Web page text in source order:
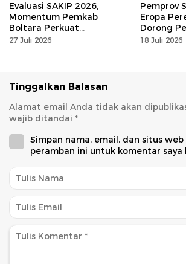
Evaluasi SAKIP 2026,
Momentum Pemkab
Boltara Perkuat
Akuntabilitas dan Kinerja
27 Juli 2026
Pemprov
Eropa
Dorong
18 Juli 2026
Tinggalkan Balasan
Alamat email Anda tidak akan
wajib ditandai *
Simpan nama, email, dan situs web
peramban ini untuk komentar saya